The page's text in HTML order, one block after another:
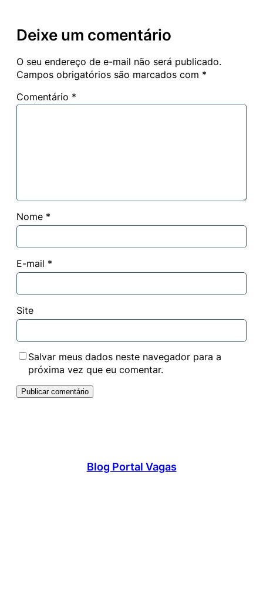
Deixe um comentário
O seu endereço de e-mail não será publicado.
Campos obrigatórios são marcados com *
Comentário *
Nome *
E-mail *
Site
Salvar meus dados neste navegador para a
próxima vez que eu comentar.
Blog Portal Vagas